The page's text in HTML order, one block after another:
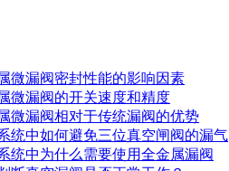
微漏阀密封性能的影响因素
微漏阀的开关速度和精度
微漏阀相对于传统漏阀的优势
统中如何避免三位真空闸阀的漏气
统中为什么需要使用全金属漏阀